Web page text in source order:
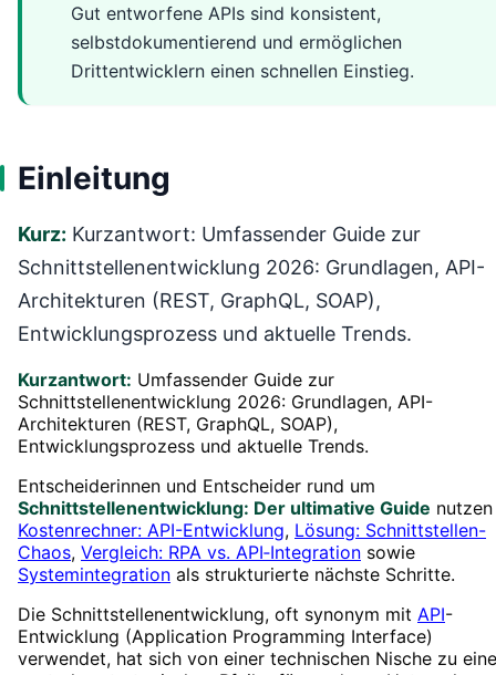
Gut entworfene APIs sind konsistent,
selbstdokumentierend und ermöglichen
Drittentwicklern einen schnellen Einstieg.
Einleitung
Kurz: Kurzantwort: Umfassender Guide zur
Schnittstellenentwicklung 2026: Grundlagen, API-
Architekturen (REST, GraphQL, SOAP),
Entwicklungsprozess und aktuelle Trends.
Kurzantwort: Umfassender Guide zur
Schnittstellenentwicklung 2026: Grundlagen, API-
Architekturen (REST, GraphQL, SOAP),
Entwicklungsprozess und aktuelle Trends.
Entscheiderinnen und Entscheider rund um
Schnittstellenentwicklung: Der ultimative Guide nutzen
Kostenrechner: API-Entwicklung, Lösung: Schnittstellen-
Chaos, Vergleich: RPA vs. API‑Integration sowie
Systemintegration als strukturierte nächste Schritte.
Die Schnittstellenentwicklung, oft synonym mit API-
Entwicklung (Application Programming Interface)
verwendet, hat sich von einer technischen Nische zu